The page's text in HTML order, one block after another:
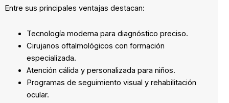
Entre sus principales ventajas destacan:
Tecnología moderna para diagnóstico preciso.
Cirujanos oftalmológicos con formación
especializada.
Atención cálida y personalizada para niños.
Programas de seguimiento visual y rehabilitación
ocular.